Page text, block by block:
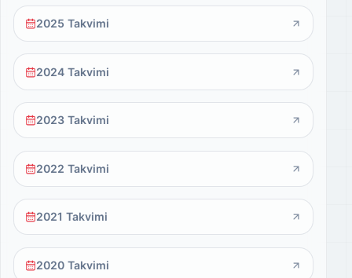
2025 Takvimi
2024 Takvimi
2023 Takvimi
2022 Takvimi
2021 Takvimi
2020 Takvimi